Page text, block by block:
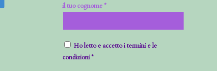
il tuo cognome *
Ho letto e accetto i termini e le
condizioni *